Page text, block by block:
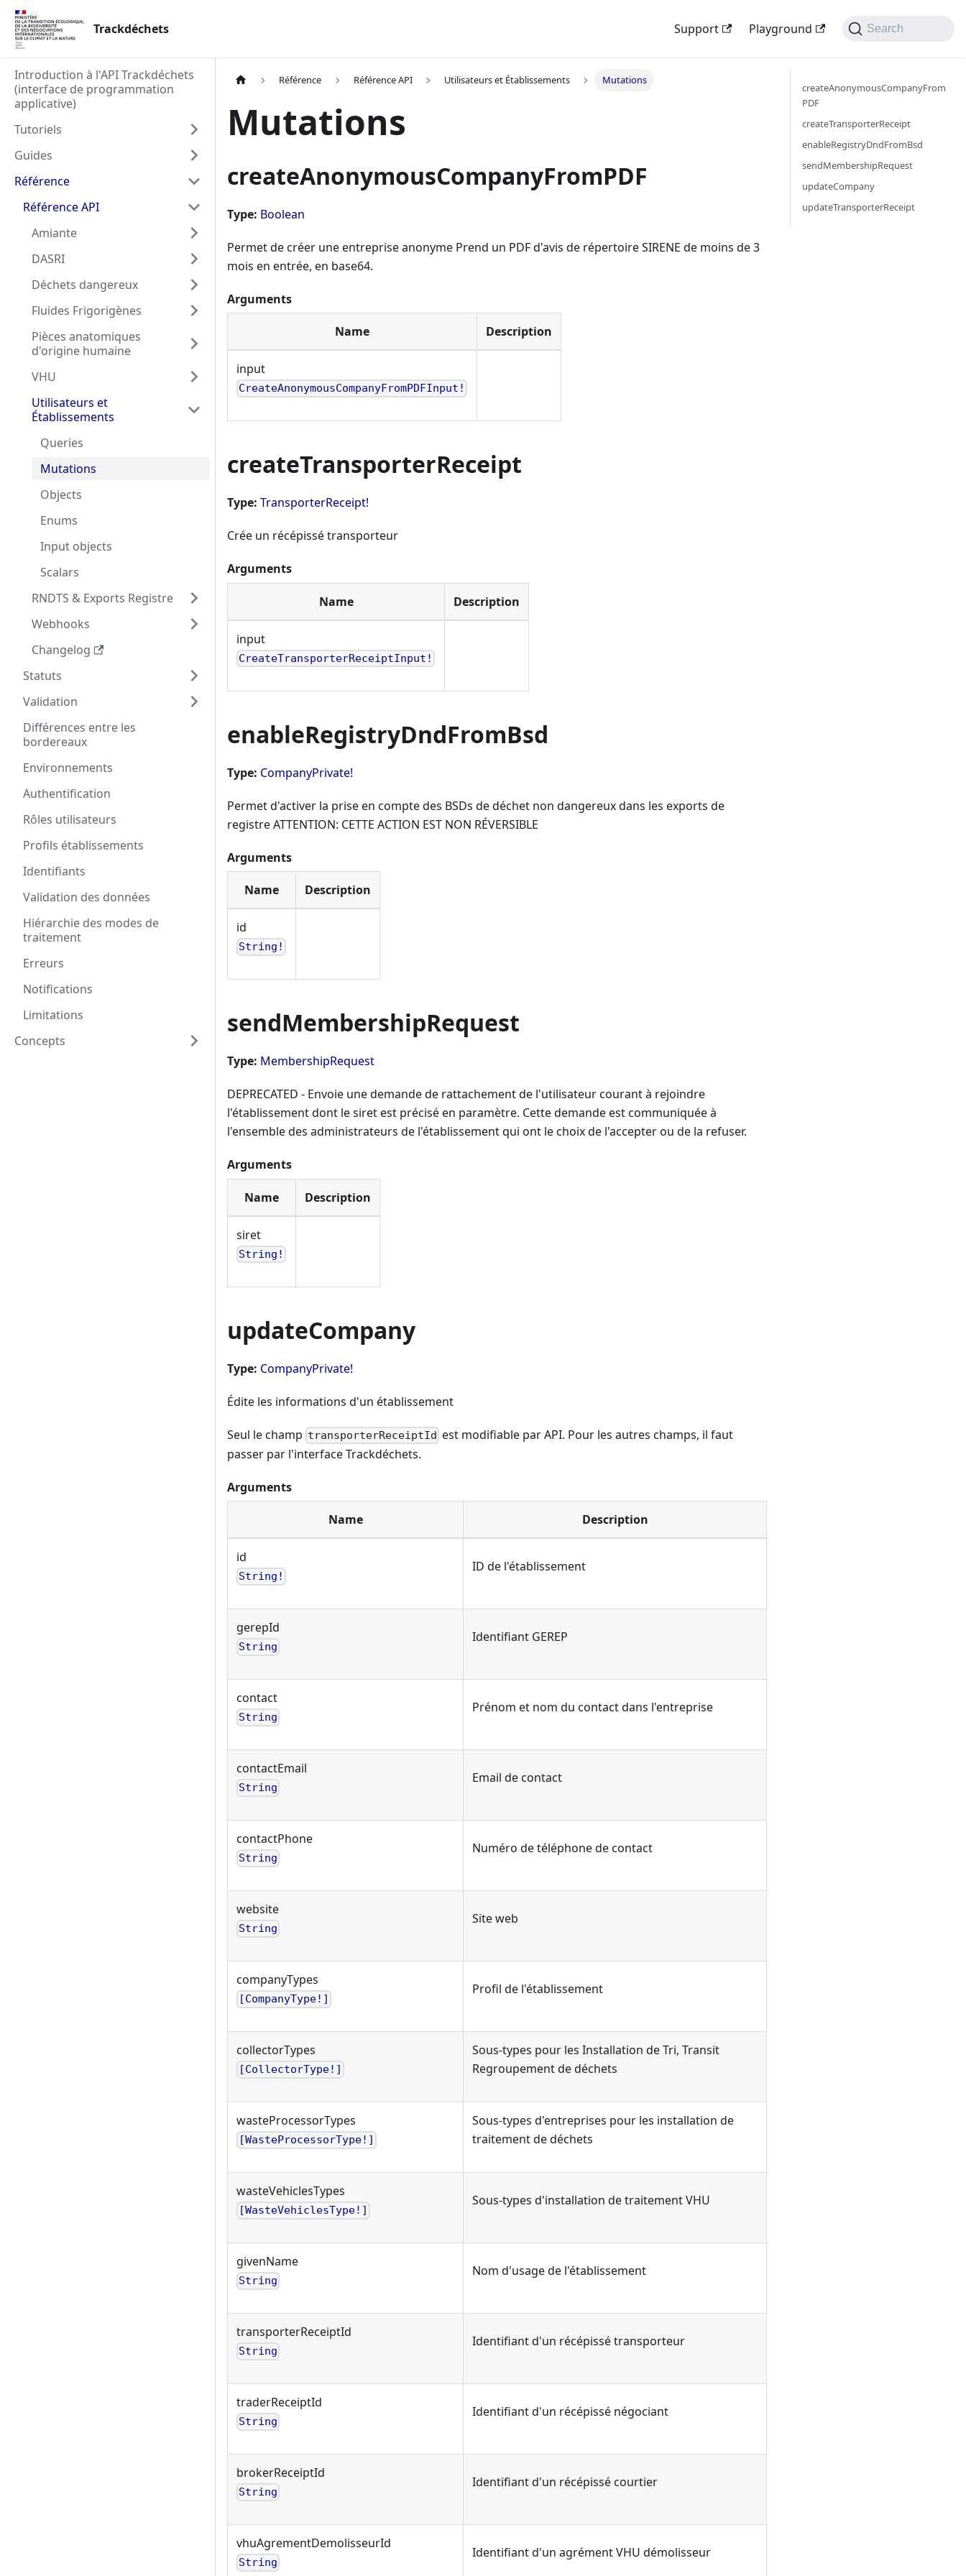
Trackdéchets Support Playground Search
Introduction à l'API Trackdéchets
(interface de programmation
applicative)
Tutoriels
Guides
Référence
Référence API
Amiante
DASRI
Déchets dangereux
Fluides Frigorigènes
Pièces anatomiques
d'origine humaine
VHU
Utilisateurs et
Établissements
Queries
Mutations
Objects
Enums
Input objects
Scalars
RNDTS & Exports Registre
Webhooks
Changelog
Statuts
Validation
Différences entre les
bordereaux
Environnements
Authentification
Rôles utilisateurs
Profils établissements
Identifiants
Validation des données
Hiérarchie des modes de
traitement
Erreurs
Notifications
Limitations
Concepts
Référence Référence API Utilisateurs et Établissements Mutations
Mutations
createAnonymousCompanyFromPDF
Type: Boolean
Permet de créer une entreprise anonyme Prend un PDF d'avis de répertoire SIRENE de moins de 3
mois en entrée, en base64.
Arguments
Name Description
input
CreateAnonymousCompanyFromPDFInput!
createTransporterReceipt
Type: TransporterReceipt!
Crée un récépissé transporteur
Arguments
Name Description
input
CreateTransporterReceiptInput!
enableRegistryDndFromBsd
Type: CompanyPrivate!
Permet d'activer la prise en compte des BSDs de déchet non dangereux dans les exports de
registre ATTENTION: CETTE ACTION EST NON RÉVERSIBLE
Arguments
Name Description
id
String!
sendMembershipRequest
Type: MembershipRequest
DEPRECATED - Envoie une demande de rattachement de l'utilisateur courant à rejoindre
l'établissement dont le siret est précisé en paramètre. Cette demande est communiquée à
l'ensemble des administrateurs de l'établissement qui ont le choix de l'accepter ou de la refuser.
Arguments
Name Description
siret
String!
updateCompany
Type: CompanyPrivate!
Édite les informations d'un établissement
Seul le champ transporterReceiptId est modifiable par API. Pour les autres champs, il faut
passer par l'interface Trackdéchets.
Arguments
Name Description
id
String!
ID de l'établissement
gerepId
String
Identifiant GEREP
contact
String
Prénom et nom du contact dans l'entreprise
contactEmail
String
Email de contact
contactPhone
String
Numéro de téléphone de contact
website
String
Site web
companyTypes
[CompanyType!]
Profil de l'établissement
collectorTypes
[CollectorType!]
Sous-types pour les Installation de Tri, Transit
Regroupement de déchets
wasteProcessorTypes
[WasteProcessorType!]
Sous-types d'entreprises pour les installation de
traitement de déchets
wasteVehiclesTypes
[WasteVehiclesType!]
Sous-types d'installation de traitement VHU
givenName
String
Nom d'usage de l'établissement
transporterReceiptId
String
Identifiant d'un récépissé transporteur
traderReceiptId
String
Identifiant d'un récépissé négociant
brokerReceiptId
String
Identifiant d'un récépissé courtier
vhuAgrementDemolisseurId
String
Identifiant d'un agrément VHU démolisseur
createAnonymousCompanyFrom
PDF
createTransporterReceipt
enableRegistryDndFromBsd
sendMembershipRequest
updateCompany
updateTransporterReceipt